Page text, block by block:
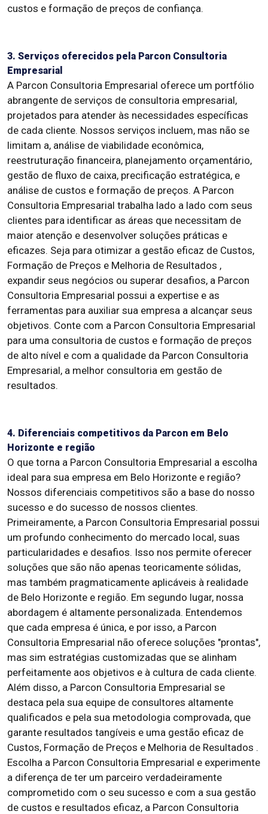
custos e formação de preços de confiança.
3. Serviços oferecidos pela Parcon Consultoria
Empresarial
A Parcon Consultoria Empresarial oferece um portfólio
abrangente de serviços de consultoria empresarial,
projetados para atender às necessidades específicas
de cada cliente. Nossos serviços incluem, mas não se
limitam a, análise de viabilidade econômica,
reestruturação financeira, planejamento orçamentário,
gestão de fluxo de caixa, precificação estratégica, e
análise de custos e formação de preços. A Parcon
Consultoria Empresarial trabalha lado a lado com seus
clientes para identificar as áreas que necessitam de
maior atenção e desenvolver soluções práticas e
eficazes. Seja para otimizar a gestão eficaz de Custos,
Formação de Preços e Melhoria de Resultados ,
expandir seus negócios ou superar desafios, a Parcon
Consultoria Empresarial possui a expertise e as
ferramentas para auxiliar sua empresa a alcançar seus
objetivos. Conte com a Parcon Consultoria Empresarial
para uma consultoria de custos e formação de preços
de alto nível e com a qualidade da Parcon Consultoria
Empresarial, a melhor consultoria em gestão de
resultados.
4. Diferenciais competitivos da Parcon em Belo
Horizonte e região
O que torna a Parcon Consultoria Empresarial a escolha
ideal para sua empresa em Belo Horizonte e região?
Nossos diferenciais competitivos são a base do nosso
sucesso e do sucesso de nossos clientes.
Primeiramente, a Parcon Consultoria Empresarial possui
um profundo conhecimento do mercado local, suas
particularidades e desafios. Isso nos permite oferecer
soluções que são não apenas teoricamente sólidas,
mas também pragmaticamente aplicáveis à realidade
de Belo Horizonte e região. Em segundo lugar, nossa
abordagem é altamente personalizada. Entendemos
que cada empresa é única, e por isso, a Parcon
Consultoria Empresarial não oferece soluções "prontas",
mas sim estratégias customizadas que se alinham
perfeitamente aos objetivos e à cultura de cada cliente.
Além disso, a Parcon Consultoria Empresarial se
destaca pela sua equipe de consultores altamente
qualificados e pela sua metodologia comprovada, que
garante resultados tangíveis e uma gestão eficaz de
Custos, Formação de Preços e Melhoria de Resultados .
Escolha a Parcon Consultoria Empresarial e experimente
a diferença de ter um parceiro verdadeiramente
comprometido com o seu sucesso e com a sua gestão
de custos e resultados eficaz, a Parcon Consultoria